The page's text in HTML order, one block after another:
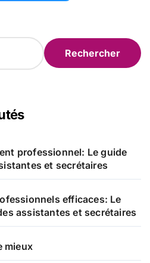
professionnel: Le guide
et secrétaires
efficaces: Le
assistantes et secrétaires
mieux